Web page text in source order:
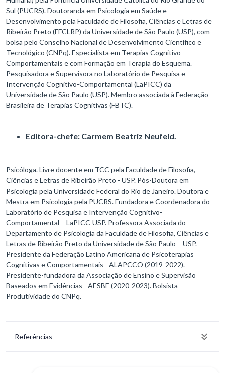
Sul (PUCRS). Doutoranda em Psicologia em Saúde e
Desenvolvimento pela Faculdade de Filosofia, Ciências e Letras de
Ribeirão Preto (FFCLRP) da Universidade de São Paulo (USP), com
bolsa pelo Conselho Nacional de Desenvolvimento Científico e
Tecnológico (CNPq). Especialista em Terapias Cognitivo-
Comportamentais e com Formação em Terapia do Esquema.
Pesquisadora e Supervisora no Laboratório de Pesquisa e
Intervenção Cognitivo-Comportamental (LaPICC) da
Universidade de São Paulo (USP). Membro associada à Federação
Brasileira de Terapias Cognitivas (FBTC).
Editora-chefe: Carmem Beatriz Neufeld.
Psicóloga. Livre docente em TCC pela Faculdade de Filosofia,
Ciências e Letras de Ribeirão Preto - USP. Pós-Doutora em
Psicologia pela Universidade Federal do Rio de Janeiro. Doutora e
Mestra em Psicologia pela PUCRS. Fundadora e Coordenadora do
Laboratório de Pesquisa e Intervenção Cognitivo-
Comportamental – LaPICC-USP. Professora Associada do
Departamento de Psicologia da Faculdade de Filosofia, Ciências e
Letras de Ribeirão Preto da Universidade de São Paulo – USP.
Presidente da Federação Latino Americana de Psicoterapias
Cognitivas e Comportamentais - ALAPCCO (2019-2022).
Presidente-fundadora da Associação de Ensino e Supervisão
Baseados em Evidências - AESBE (2020-2023). Bolsista
Produtividade do CNPq.
Referências